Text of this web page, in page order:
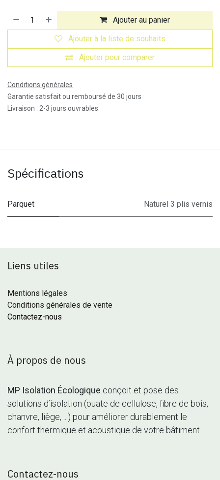
Ajouter au panier
Ajouter pour comparer
Ajouter à la liste de souhaits
Conditions générales
Garantie satisfait ou remboursé de 30 jours
Livraison : 2-3 jours ouvrables
Spécifications
Parquet Naturel 3 plis vernis
Liens utiles
Mentions légales
Conditions générales de vente
Contactez-nous
À propos de nous
MP Isolation Écologique conçoit et pose des
solutions d’isolation (ouate de cellulose, fibre de bois,
chanvre, liège, ...) pour améliorer durablement le
confort thermique et acoustique de votre bâtiment.
Contactez-nous